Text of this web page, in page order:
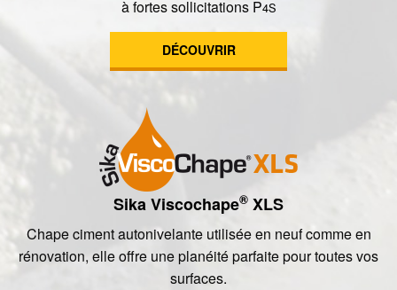
à fortes sollicitations P4S
DÉCOUVRIR
Sika Viscochape® XLS
Chape ciment autonivelante utilisée en neuf comme en
rénovation, elle offre une planéité parfaite pour toutes vos
surfaces.